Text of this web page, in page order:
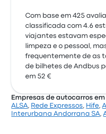
Com base em 425
classificada com 4.6
viajantes estavam
limpeza e o pessoal,
frequentemente de as
de bilhetes de Andbus
em 52 €
Empresas de autocarros em
ALSA, Rede Expressos, Hife,
Interurbana Andorrana SA,